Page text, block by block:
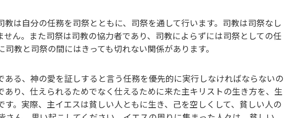
は自分の任務を司祭とともに、司祭を通して行います。司教は司祭なし
ん。また司祭は司教の協力者であり、司教によらずには司祭としての任
教と司祭の間にはきっても切れない関係があります。
る、神の愛を証しすると言う任務を優先的に実行しなければならないの
り、仕えられるためでなく仕えるために来た主キリストの生き方を、生
。実際、主イエスは貧しい人ともに生き、己を空しくして、貧しい人の